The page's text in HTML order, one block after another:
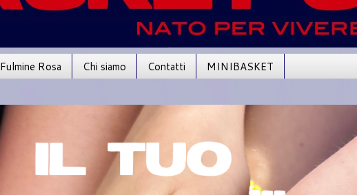
Fulmine Rosa Chi siamo Contatti MINIBASKET